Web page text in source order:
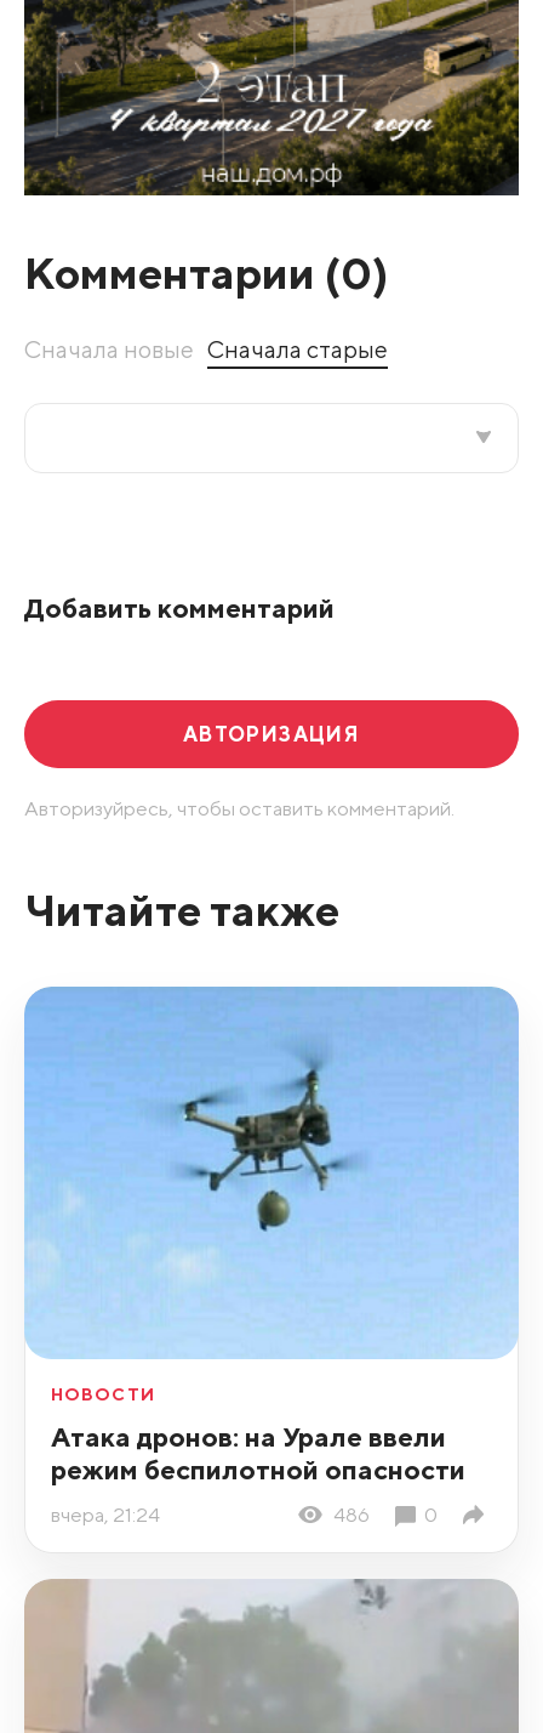
Комментарии (0)
Сначала новые Сначала старые
Добавить комментарий
АВТОРИЗАЦИЯ
Авторизуйресь, чтобы оставить комментарий.
Читайте также
НОВОСТИ
Атака дронов: на Урале ввели
режим беспилотной опасности
вчера, 21:24 486 0